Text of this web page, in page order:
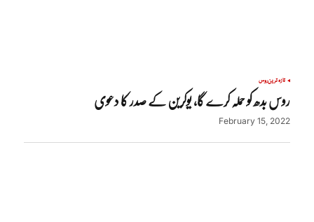
تازہ ترینروس
روس بدھ کو حملہ کرے گا، یوکرین کے صدر کا دعوی
February 15, 2022